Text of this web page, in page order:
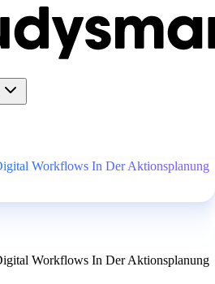
Workflows In Der Aktionsplanung
Workflows In Der Aktionsplanung